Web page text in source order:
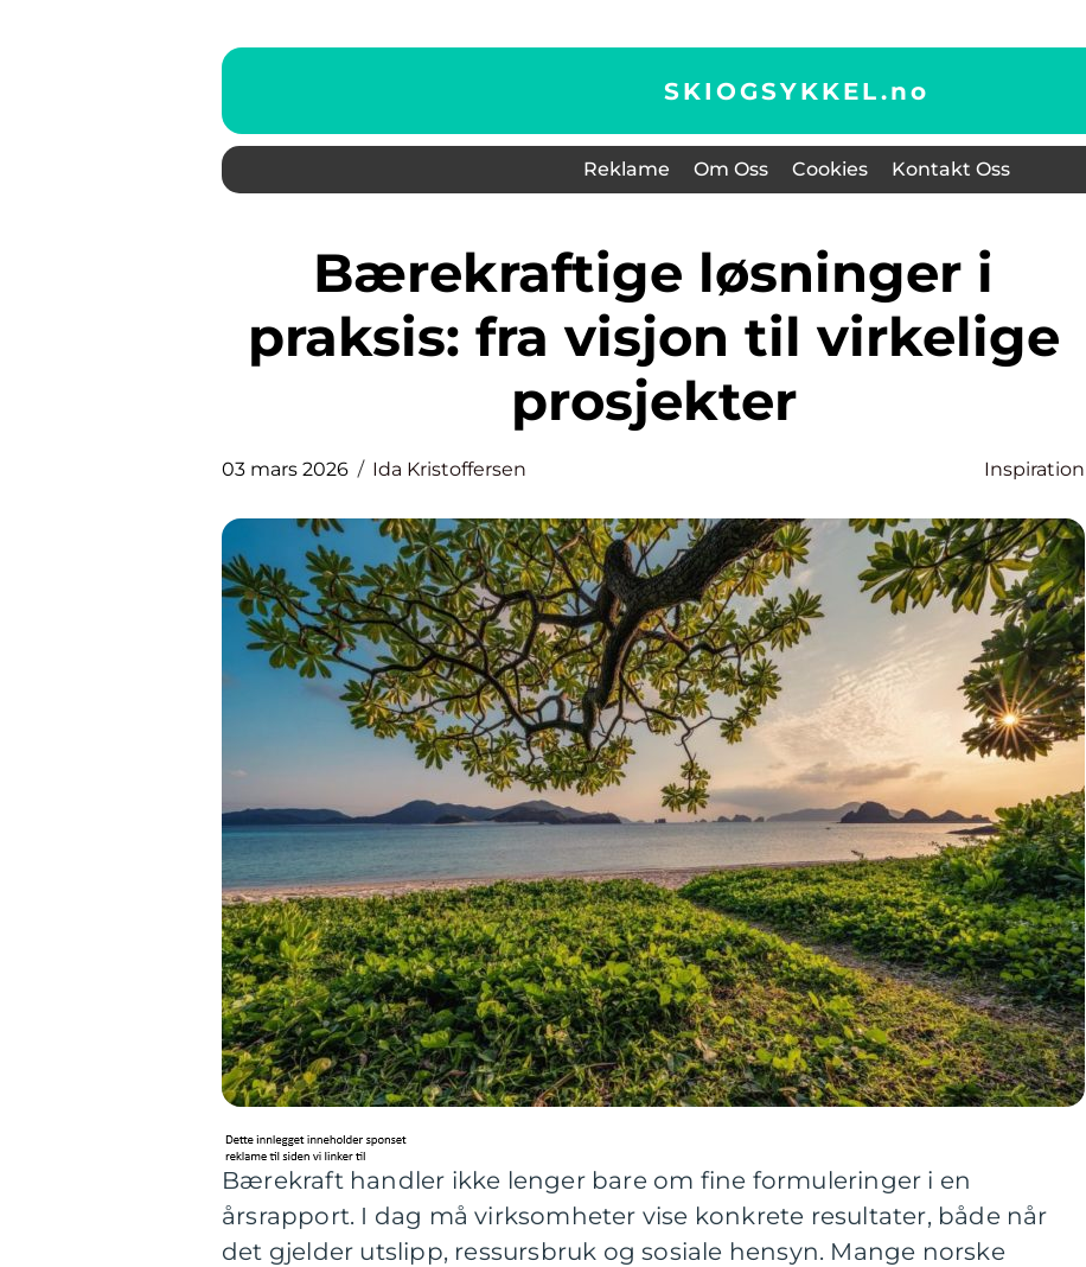
SKIOGSYKKEL.no
Reklame Om Oss Cookies Kontakt Oss
Bærekraftige løsninger i
praksis: fra visjon til virkelige
prosjekter
03 mars 2026 Ida Kristoffersen Inspiration
Bærekraft handler ikke lenger bare om fine formuleringer i en
årsrapport. I dag må virksomheter vise konkrete resultater, både når
det gjelder utslipp, ressursbruk og sosiale hensyn. Mange norske